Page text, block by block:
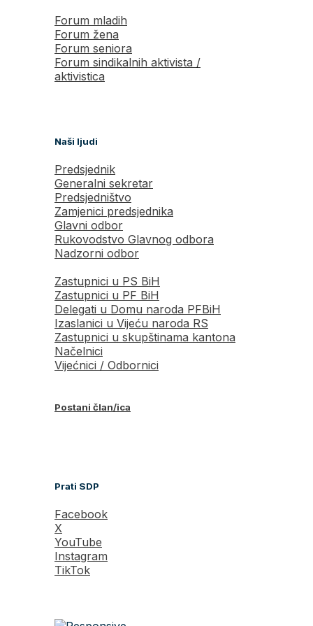
Forum mladih
Forum žena
Forum seniora
Forum sindikalnih aktivista /
aktivistica
Naši ljudi
Predsjednik
Generalni sekretar
Predsjedništvo
Zamjenici predsjednika
Glavni odbor
Rukovodstvo Glavnog odbora
Nadzorni odbor
Zastupnici u PS BiH
Zastupnici u PF BiH
Delegati u Domu naroda PFBiH
Izaslanici u Vijeću naroda RS
Zastupnici u skupštinama kantona
Načelnici
Vijećnici / Odbornici
Postani član/ica
Prati SDP
Facebook
X
YouTube
Instagram
TikTok